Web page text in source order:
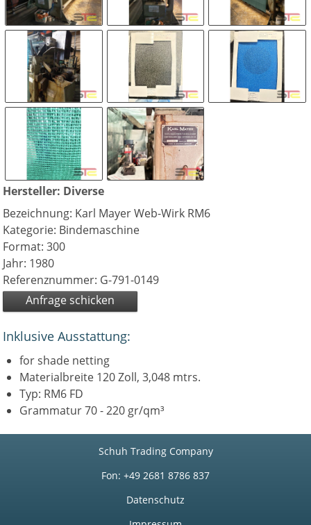
Hersteller: Diverse
Bezeichnung: Karl Mayer Web-Wirk RM6
Kategorie: Bindemaschine
Format: 300
Jahr: 1980
Referenznummer: G-791-0149
Anfrage schicken
Inklusive Ausstattung:
for shade netting
Materialbreite 120 Zoll, 3,048 mtrs.
Typ: RM6 FD
Grammatur 70 - 220 gr/qm³
Schuh Trading Company
Fon: +49 2681 8786 837
Datenschutz